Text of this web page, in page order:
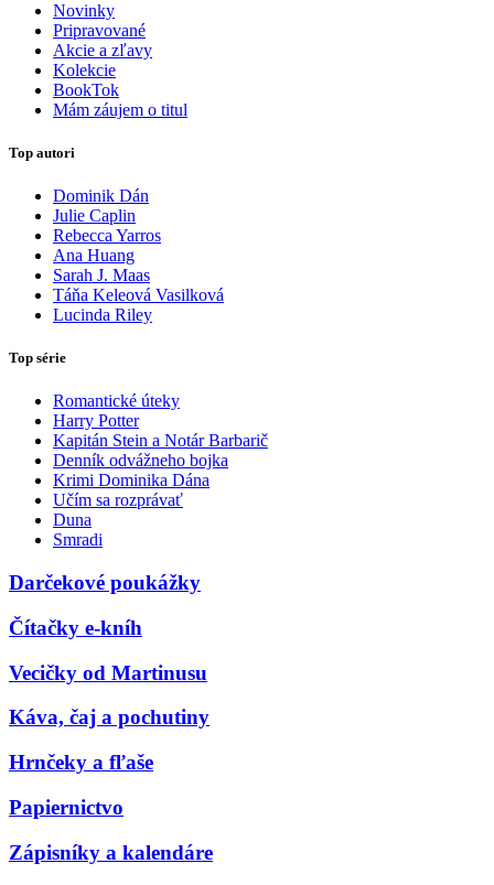
Novinky
Pripravované
Akcie a zľavy
Kolekcie
BookTok
Mám záujem o titul
Top autori
Dominik Dán
Julie Caplin
Rebecca Yarros
Ana Huang
Sarah J. Maas
Táňa Keleová Vasilková
Lucinda Riley
Top série
Romantické úteky
Harry Potter
Kapitán Stein a Notár Barbarič
Denník odvážneho bojka
Krimi Dominika Dána
Učím sa rozprávať
Duna
Smradi
Darčekové poukážky
Čítačky e-kníh
Vecičky od Martinusu
Káva, čaj a pochutiny
Hrnčeky a fľaše
Papiernictvo
Zápisníky a kalendáre